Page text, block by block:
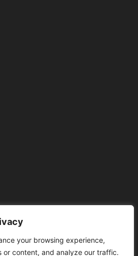
your browsing experience,
or content, and analyze our traffic.